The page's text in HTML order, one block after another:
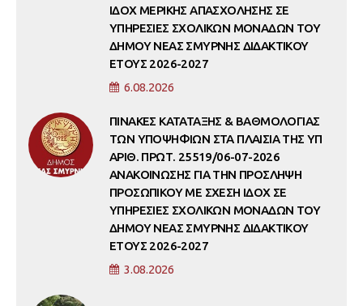
ΙΔΟΧ ΜΕΡΙΚΗΣ ΑΠΑΣΧΟΛΗΣΗΣ ΣΕ
ΥΠΗΡΕΣΙΕΣ ΣΧΟΛΙΚΩΝ ΜΟΝΑΔΩΝ ΤΟΥ
ΔΗΜΟΥ ΝΕΑΣ ΣΜΥΡΝΗΣ ΔΙΔΑΚΤΙΚΟΥ
ΕΤΟΥΣ 2026-2027
6.08.2026
ΠΙΝΑΚΕΣ ΚΑΤΑΤΑΞΗΣ & ΒΑΘΜΟΛΟΓΙΑΣ
ΤΩΝ ΥΠΟΨΗΦΙΩΝ ΣΤΑ ΠΛΑΙΣΙΑ ΤΗΣ ΥΠ
ΑΡΙΘ. ΠΡΩΤ. 25519/06-07-2026
ΑΝΑΚΟΙΝΩΣΗΣ ΓΙΑ ΤΗΝ ΠΡΟΣΛΗΨΗ
ΠΡΟΣΩΠΙΚΟΥ ΜΕ ΣΧΕΣΗ ΙΔΟΧ ΣΕ
ΥΠΗΡΕΣΙΕΣ ΣΧΟΛΙΚΩΝ ΜΟΝΑΔΩΝ ΤΟΥ
ΔΗΜΟΥ ΝΕΑΣ ΣΜΥΡΝΗΣ ΔΙΔΑΚΤΙΚΟΥ
ΕΤΟΥΣ 2026-2027
3.08.2026